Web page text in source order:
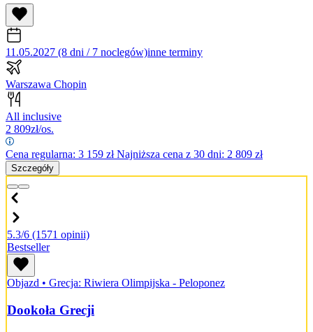
11.05.2027 (8 dni / 7 noclegów)inne terminy
Warszawa Chopin
All inclusive
2 809zł/os.
Cena regularna: 3 159 złNajniższa cena z 30 dni: 2 809 zł
Szczegóły
5.3/6 (1571 opinii)
Bestseller
Objazd • Grecja: Riwiera Olimpijska - Peloponez
Dookoła Grecji